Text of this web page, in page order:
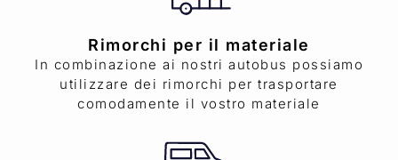
Rimorchi per il materiale
In combinazione ai nostri autobus possiamo
utilizzare dei rimorchi per trasportare
comodamente il vostro materiale